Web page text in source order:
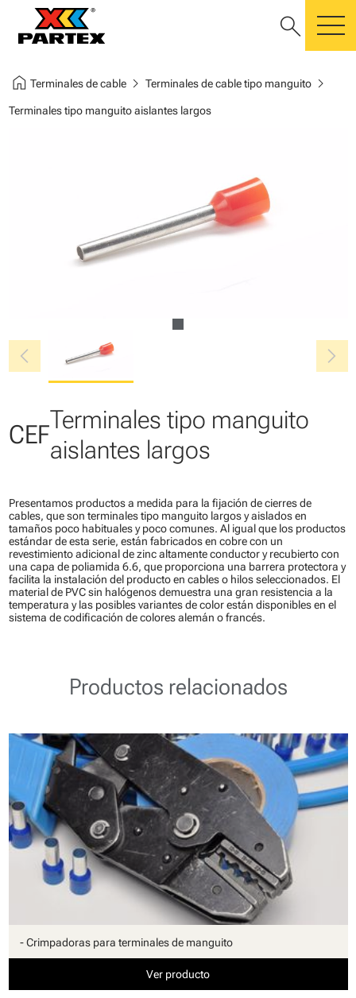
search
home Terminales de cablechevron_right Terminales de cable tipo manguitochevron_right
Terminales tipo manguito aislantes largos
chevron_left chevron_right
CEFTerminales tipo manguito
aislantes largos
Presentamos productos a medida para la fijación de cierres de
cables, que son terminales tipo manguito largos y aislados en
tamaños poco habituales y poco comunes. Al igual que los productos
estándar de esta serie, están fabricados en cobre con un
revestimiento adicional de zinc altamente conductor y recubierto con
una capa de poliamida 6.6, que proporciona una barrera protectora y
facilita la instalación del producto en cables o hilos seleccionados. El
material de PVC sin halógenos demuestra una gran resistencia a la
temperatura y las posibles variantes de color están disponibles en el
sistema de codificación de colores alemán o francés.
Productos relacionados
- Crimpadoras para terminales de manguito
Ver producto